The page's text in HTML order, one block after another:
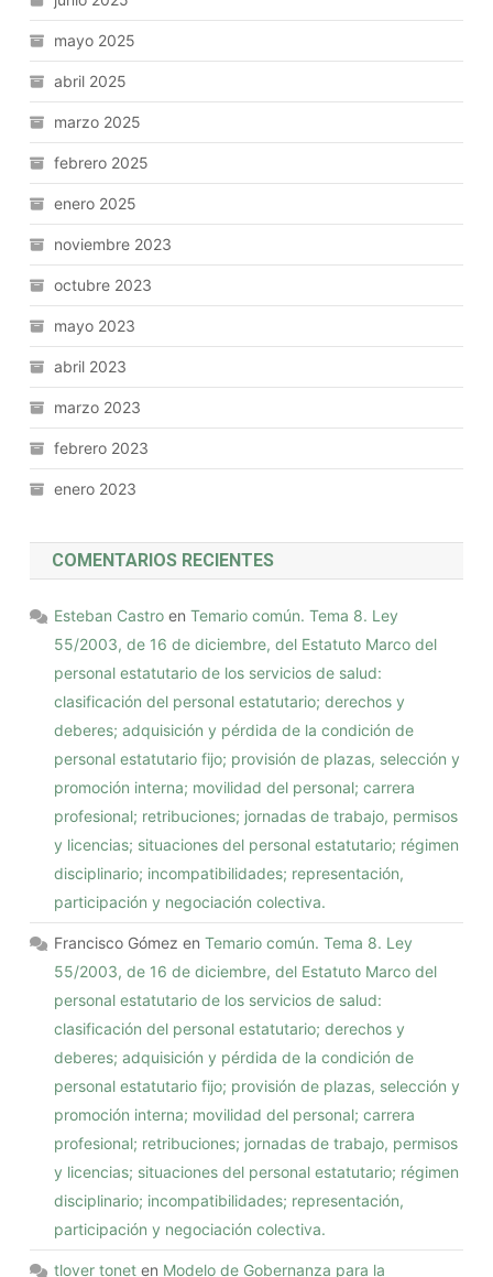
mayo 2025
abril 2025
marzo 2025
febrero 2025
enero 2025
noviembre 2023
octubre 2023
mayo 2023
abril 2023
marzo 2023
febrero 2023
enero 2023
COMENTARIOS RECIENTES
Esteban Castro enTemario común. Tema 8. Ley
55/2003, de 16 de diciembre, del Estatuto Marco del
personal estatutario de los servicios de salud:
clasificación del personal estatutario; derechos y
deberes; adquisición y pérdida de la condición de
personal estatutario fijo; provisión de plazas, selección y
promoción interna; movilidad del personal; carrera
profesional; retribuciones; jornadas de trabajo, permisos
y licencias; situaciones del personal estatutario; régimen
disciplinario; incompatibilidades; representación,
participación y negociación colectiva.
Francisco Gómez enTemario común. Tema 8. Ley
55/2003, de 16 de diciembre, del Estatuto Marco del
personal estatutario de los servicios de salud:
clasificación del personal estatutario; derechos y
deberes; adquisición y pérdida de la condición de
personal estatutario fijo; provisión de plazas, selección y
promoción interna; movilidad del personal; carrera
profesional; retribuciones; jornadas de trabajo, permisos
y licencias; situaciones del personal estatutario; régimen
disciplinario; incompatibilidades; representación,
participación y negociación colectiva.
tlover tonet en Modelo de Gobernanza para la